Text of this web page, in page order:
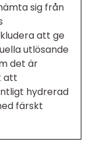
sig från
att ge
utlösande
det är
att
hydrerad
färskt